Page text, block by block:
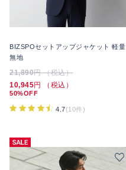
BIZSPOセットアップジャケット 軽量
無地
21,890円 （税込）
10,945円 （税込）
50%OFF
4.7(10件)